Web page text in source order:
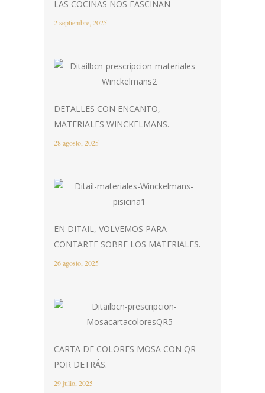
LAS COCINAS NOS FASCINAN
2 septiembre, 2025
DETALLES CON ENCANTO,
MATERIALES WINCKELMANS.
28 agosto, 2025
EN DITAIL, VOLVEMOS PARA
CONTARTE SOBRE LOS MATERIALES.
26 agosto, 2025
CARTA DE COLORES MOSA CON QR
POR DETRÁS.
29 julio, 2025